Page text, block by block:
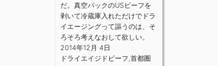
だ。真空パックのUSビーフを
剥いて冷蔵庫入れただけでドラ
イエージングって謳うのは、そ
ろそろ考えなおして欲しい。
2014年12月 4日
ドライエイジドビーフ,首都圏